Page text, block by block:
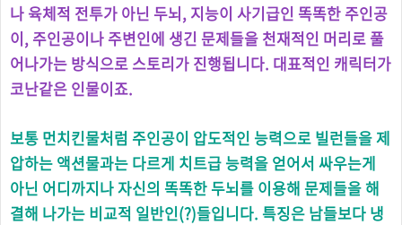
나 육체적 전투가 아닌 두뇌, 지능이 사기급인 똑똑한 주인공
이, 주인공이나 주변인에 생긴 문제들을 천재적인 머리로 풀
어나가는 방식으로 스토리가 진행됩니다. 대표적인 캐릭터가
코난같은 인물이죠.
보통 먼치킨물처럼 주인공이 압도적인 능력으로 빌런들을 제
압하는 액션물과는 다르게 치트급 능력을 얻어서 싸우는게
아닌 어디까지나 자신의 똑똑한 두뇌를 이용해 문제들을 해
결해 나가는 비교적 일반인(?)들입니다. 특징은 남들보다 냉